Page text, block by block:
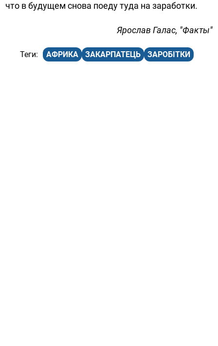
что в будущем снова поеду туда на заработки.
Ярослав Галас, "Факты"
АФРИКА ЗАКАРПАТЕЦЬ ЗАРОБІТКИ